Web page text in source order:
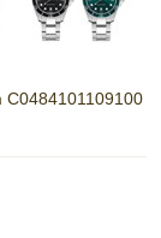
C0484101109100